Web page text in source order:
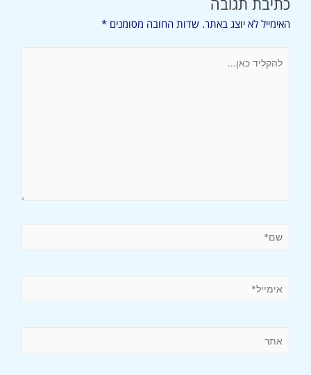
האימייל לא יוצג באתר. שדות החובה מסומנים *